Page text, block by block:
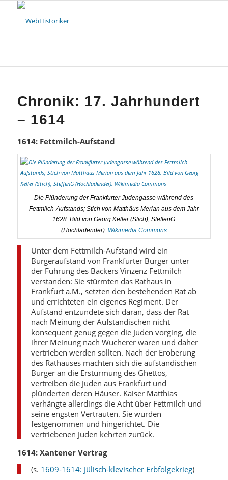
Chronik: 17. Jahrhundert
– 1614
1614: Fettmilch-Aufstand
Die Plünderung der Frankfurter Judengasse während des
Fettmilch-Aufstands; Stich von Matthäus Merian aus dem Jahr
1628. Bild von Georg Keller (Stich), SteffenG
(Hochladender). Wikimedia Commons
Unter dem Fettmilch-Aufstand wird ein
Bürgeraufstand von Frankfurter Bürger unter
der Führung des Bäckers Vinzenz Fettmilch
verstanden: Sie stürmten das Rathaus in
Frankfurt a.M., setzten den bestehenden Rat ab
und errichteten ein eigenes Regiment. Der
Aufstand entzündete sich daran, dass der Rat
nach Meinung der Aufständischen nicht
konsequent genug gegen die Juden vorging, die
ihrer Meinung nach Wucherer waren und daher
vertrieben werden sollten. Nach der Eroberung
des Rathauses machten sich die aufständischen
Bürger an die Erstürmung des Ghettos,
vertreiben die Juden aus Frankfurt und
plünderten deren Häuser. Kaiser Matthias
verhängte allerdings die Acht über Fettmilch und
seine engsten Vertrauten. Sie wurden
festgenommen und hingerichtet. Die
vertriebenen Juden kehrten zurück.
1614: Xantener Vertrag
(s. 1609-1614: Jülisch-klevischer Erbfolgekrieg)